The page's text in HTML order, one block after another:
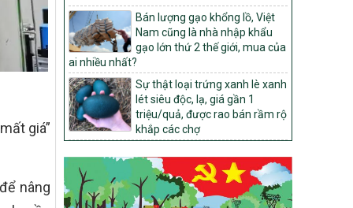
giá”
nâng
Phê duyệt danh sách các xã thuộc nhóm
1, nhóm 2, nhóm 3 trong xây dựng nông
thôn mới giai đoạn 2026-2030 trên địa
bàn tỉnh Nghệ An
103/PTNT-NTM
Về việc đăng ký thực hiện Dự án liên kết
theo chuỗi giá trị thuộc Dự án 2 –
Chương trình Mục tiêu quốc gia Giảm
nghèo bền vững giai đoạn 2021-2025
827/QĐ-BNNMT
Quyết định Ban hành Kế hoạch triển khai
thực hiện Chương trình mục tiêu quốc gia
Bán lượng gạo khổng lồ, Việt
Nam cũng là nhà nhập khẩu
gạo lớn thứ 2 thế giới, mua của
ai nhiều nhất?
Sự thật loại trứng xanh lè xanh
lét siêu độc, lạ, giá gần 1
triệu/quả, được rao bán rầm rộ
khắp các chợ